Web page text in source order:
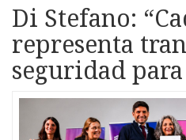
Di Stefano:
representa
seguridad